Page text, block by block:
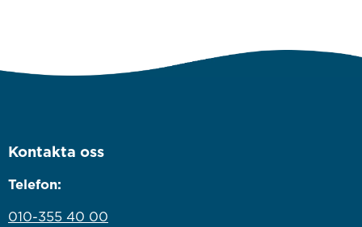
Kontakta oss
Telefon:
010-355 40 00